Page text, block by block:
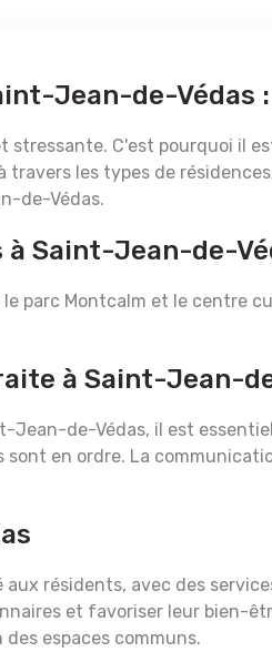
Jean-de-Védas
C'est pourquoi il
les types de
de-Védas.
Saint-Jean-de-
parc Montcalm et le centre
à Saint-Jean-
Jean-de-Védas, il est
en ordre. La
résidents, avec des
et favoriser leur bien-
espaces communs.